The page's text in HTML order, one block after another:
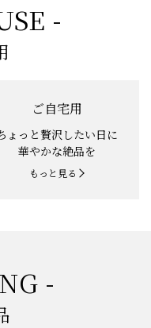
-
ご自宅用
ょっと贅沢したい日に
華やかな絶品を
もっと見る
-